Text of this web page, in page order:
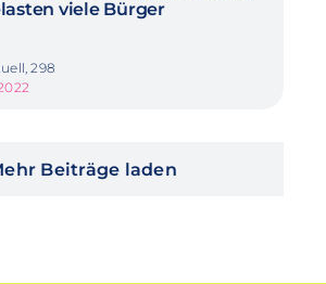
viele Bürger
298
Beiträge laden